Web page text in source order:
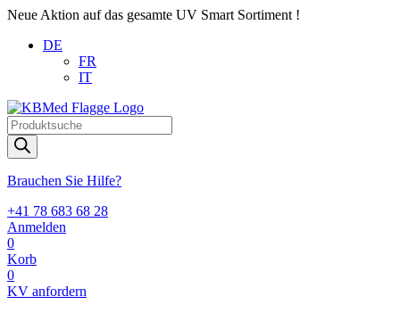
Neue Aktion auf das gesamte UV Smart Sortiment !
DE
FR
IT
Products
search
Brauchen Sie Hilfe?
+41 78 683 68 28
Anmelden
0
Korb
0
KV anfordern